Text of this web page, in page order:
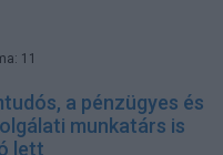
11
a pénzügyes és
munkatárs is
lett